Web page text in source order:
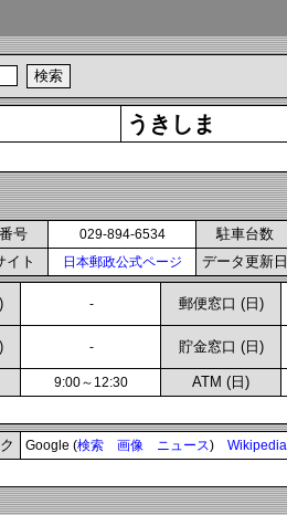
うきしま
号 029-894-6534 駐車台数
イト 日本郵政公式ページ データ更新日
- 郵便窓口 (日)
- 貯金窓口 (日)
9:00～12:30 ATM (日)
Google (検索 画像 ニュース) Wikipedia